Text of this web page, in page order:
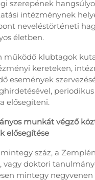
szerepének
intézménynek
neveléstörténeti
életben.
működő klubtagok
kereteken,
események
elősegíteni.
munkát végző
elősegítése
száz, a
vagy doktori
mintegy